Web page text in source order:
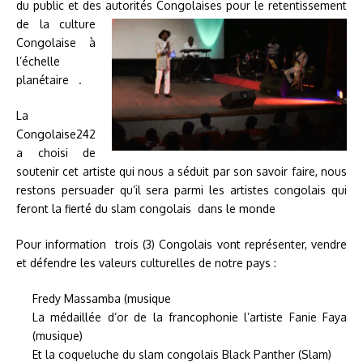
du public et des autorités Congolaises pour le retentissement
de la culture
Congolaise à
l’échelle
planétaire .
La
Congolaise242
a choisi de
soutenir cet artiste qui nous a séduit par son savoir faire, nous
restons persuader qu’il sera parmi les artistes congolais qui
feront la fierté du slam congolais dans le monde
Pour information trois (3) Congolais vont représenter, vendre
et défendre les valeurs culturelles de notre pays :
Fredy Massamba (musique
La médaillée d’or de la francophonie l’artiste Fanie Faya
(musique)
Et la coqueluche du slam congolais Black Panther (Slam)